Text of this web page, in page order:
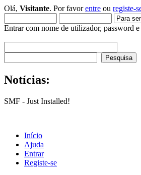
Olá, Visitante. Por favorentre ou registe-
Entrar com nome de utilizador, password e
Notícias:
SMF - Just Installed!
Início
Ajuda
Entrar
Registe-se